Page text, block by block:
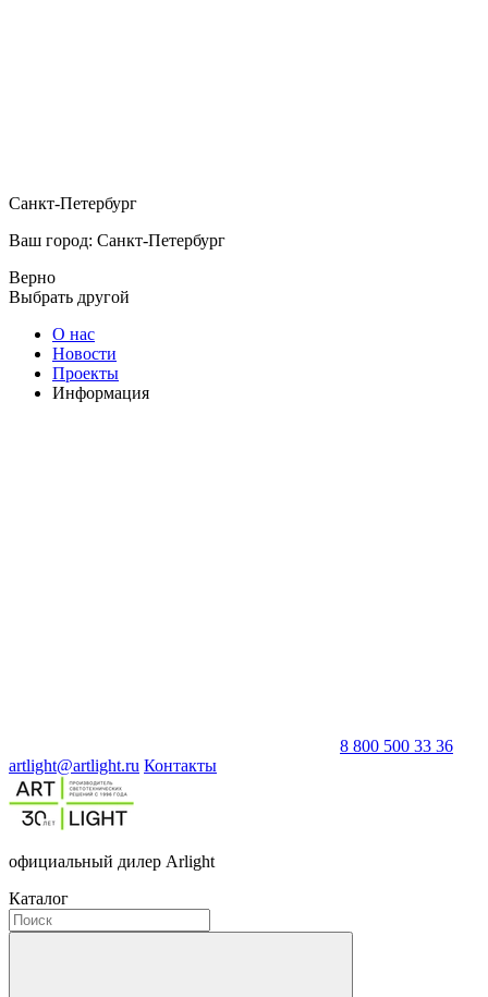
Санкт-Петербург
Ваш город: Санкт-Петербург
Верно
Выбрать другой
О нас
Новости
Проекты
Информация
8 800 500 33 36
artlight@artlight.ru Контакты
официальный дилер Arlight
Каталог